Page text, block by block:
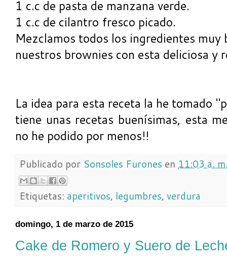
1 c.c de pasta de manzana verde.
1 c.c de cilantro fresco picado.
Mezclamos todos los ingredientes muy
nuestros brownies con esta deliciosa y
La idea para esta receta la he tomado
tiene unas recetas buenísimas, esta
no he podido por menos!!
Publicado por Sonsoles Furones en 11:03 a.
Etiquetas: aperitivos, legumbres, verdura
domingo, 1 de marzo de 2015
Cake de Romero y Suero de